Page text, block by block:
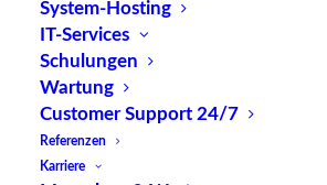
System-Hosting
IT-Services
Schulungen
Wartung
Customer Support 24/7
Referenzen
Karriere
Kommissionierung
Schnittstellen
Verwendung von Papierbelegen
erhöht die Effizienz, da die
manuellen Umgangs mit Papier
Fehlerquellen reduziert werden.